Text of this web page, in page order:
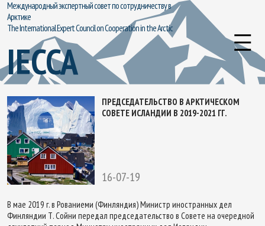
Международный экспертный совет по сотрудничеству в
Арктике
The International Expert Council on Cooperation in the Arctic
IECCA
ПРЕДСЕДАТЕЛЬСТВО В АРКТИЧЕСКОМ
СОВЕТЕ ИСЛАНДИИ В 2019-2021 ГГ.
16-07-19
В мае 2019 г. в Рованиеми (Финляндия) Министр иностранных дел
Финляндии Т. Сойни передал председательство в Совете на очередной